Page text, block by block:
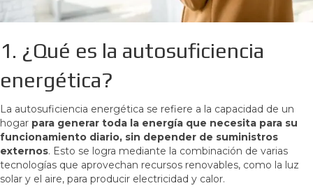
1. ¿Qué es la autosuficiencia
energética?
La autosuficiencia energética se refiere a la capacidad de un
hogar para generar toda la energía que necesita para su
funcionamiento diario, sin depender de suministros
externos. Esto se logra mediante la combinación de varias
tecnologías que aprovechan recursos renovables, como la luz
solar y el aire, para producir electricidad y calor.